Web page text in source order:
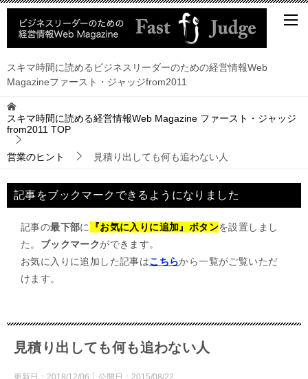
スキマ時間に読めるビジネスリーダーのための経営情報Web
Magazineファースト・ジャッジfrom2011
スキマ時間に読める経営情報Web Magazine ファースト・ジャッジ
from2011 TOP
営業のヒント 見積り出しても何も追わない人
記事をブックマークできるようになりました
記事の最下部に 『お気に入りに追加』ボタンを設置しまし
た。 ブックマークができます。
お気に入りに追加した記事はこちらから一覧がご覧いただ
けます。
見積り出しても何も追わない人
更新日： 2018/12/06 公開日： 2015/08/22